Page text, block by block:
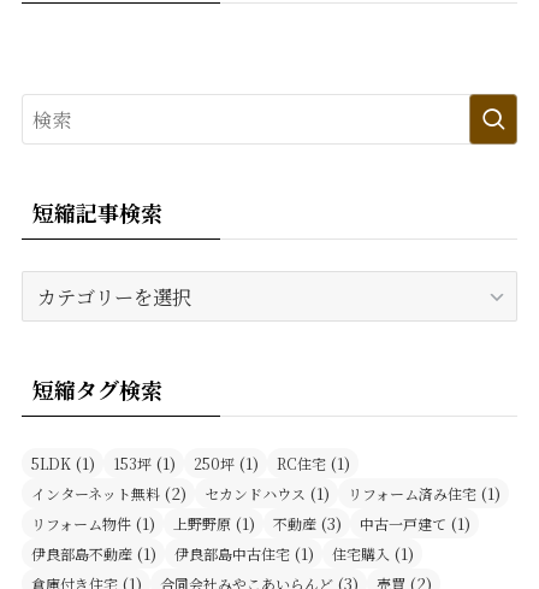
短縮記事検索
縮
事
検
短縮タグ検索
5LDK (1) 153坪 (1) 250坪 (1) RC住宅 (1)
インターネット無料 (2) セカンドハウス (1) リフォーム済み住宅 (1)
リフォーム物件 (1) 上野野原 (1) 不動産 (3) 中古一戸建て (1)
伊良部島不動産 (1) 伊良部島中古住宅 (1) 住宅購入 (1)
倉庫付き住宅 (1) 合同会社みやこあいらんど (3) 売買 (2)